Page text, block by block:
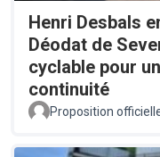
Henri Desbals
Déodat de
cyclable pour
continuité
Proposition